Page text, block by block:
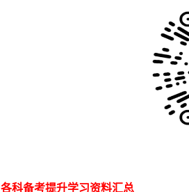
各科备考提升学习资料汇总